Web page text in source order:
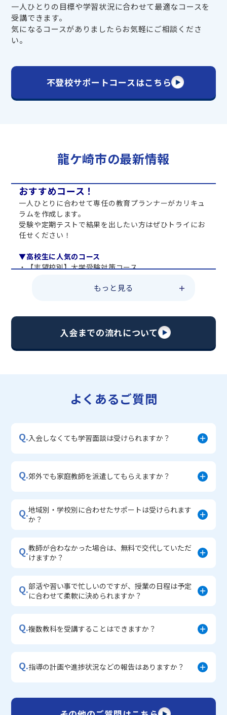
一人ひとりの目標や学習状況に合わせて最適なコースを
受講できます。
気になるコースがありましたらお気軽にご相談くださ
い。
不登校サポートコースはこちら
龍ケ崎市の最新情報
おすすめコース！
一人ひとりに合わせて専任の教育プランナーがカリキュ
ラムを作成します。
受験や定期テストで結果を出したい方はぜひトライにお
任せください！
▼高校生に人気のコース
・【志望校別】大学受験対策コース
・総合型選抜直前対策コース
・【志望校別】公立・私立高校受験対策コース
・宿題サポートコース
・学習習慣定着コース
もっと見る
入会までの流れについて
よくあるご質問
Q.入会しなくても学習面談は受けられますか？
Q.郊外でも家庭教師を派遣してもらえますか？
Q.地域別・学校別に合わせたサポートは受けられます
か？
Q.教師が合わなかった場合は、無料で交代していただ
けますか？
Q.部活や習い事で忙しいのですが、授業の日程は予定
に合わせて柔軟に決められますか？
Q.複数教科を受講することはできますか？
Q.指導の計画や進捗状況などの報告はありますか？